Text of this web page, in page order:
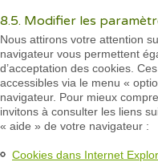
8.5. Modifier les
Nous attirons votre attention
navigateur vous permettent
d’acceptation des cookies.
accessibles via le menu «
navigateur. Pour mieux
invitons à consulter les liens
« aide » de votre navigateur :
Cookies dans Internet